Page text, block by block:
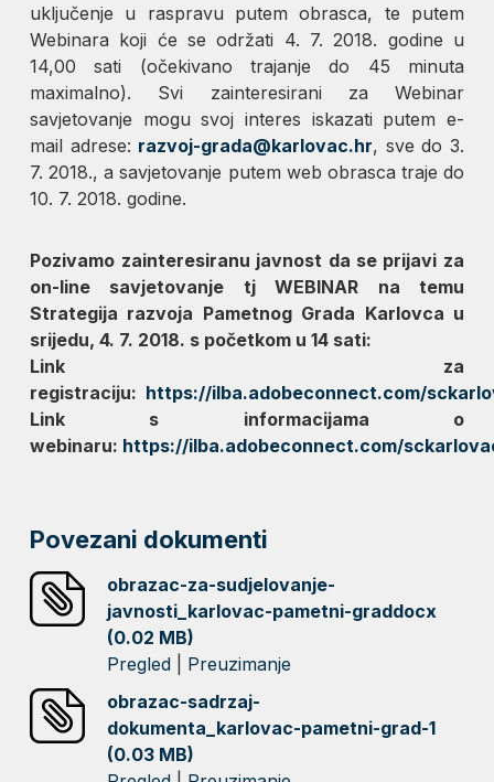
uključenje u raspravu putem obrasca, te putem
Webinara koji će se održati 4. 7. 2018. godine u
14,00 sati (očekivano trajanje do 45 minuta
maximalno). Svi zainteresirani za Webinar
savjetovanje mogu svoj interes iskazati putem e-
mail adrese: razvoj-grada@karlovac.hr, sve do 3.
7. 2018., a savjetovanje putem web obrasca traje do
10. 7. 2018. godine.
Pozivamo zainteresiranu javnost da se prijavi za
on-line savjetovanje tj WEBINAR na temu
Strategija razvoja Pametnog Grada Karlovca u
srijedu, 4. 7. 2018. s početkom u 14 sati:
Link za
registraciju: https://ilba.adobeconnect.com/
Link s informacijama o
webinaru: https://ilba.adobeconnect.com/
Povezani dokumenti
obrazac-za-sudjelovanje-
javnosti_karlovac-pametni-graddocx
(0.02 MB)
Pregled
Preuzimanje
obrazac-sadrzaj-
dokumenta_karlovac-pametni-grad-1
(0.03 MB)